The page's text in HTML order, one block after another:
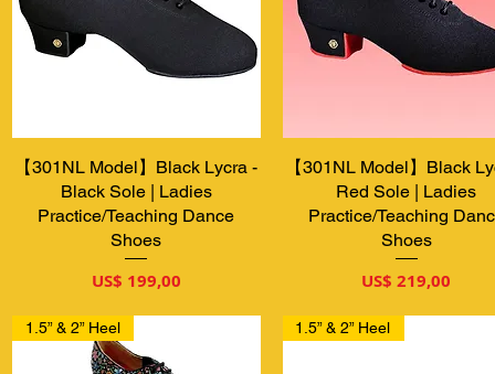
Visualização rápida
【301NL Model】Black Lycra -
Black Sole | Ladies
Practice/Teaching Dance
Shoes
Preço
US$ 199,00
Visualização rápida
【301NL Model】Black
Red Sole | Ladies
Practice/Teaching
Shoes
Preço
US$ 219,00
1.5” & 2” Heel 1.5” & 2” Heel